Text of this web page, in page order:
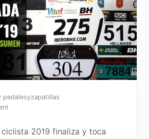
pedalesyzapatillas
2019 finaliza y toca